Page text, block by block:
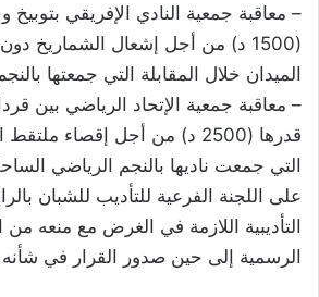
– معاقبة جمعية النادي الإفريقي بتوبيخ
(1500 د) من أجل إشعال الشماريخ
الميدان خلال المقابلة التي جمعتها
– معاقبة جمعية الإتحاد الرياضي بين
قدرها (2500 د) من أجل إقصاء
التي جمعت ناديها بالنجم الرياضي
على اللجنة الفرعية للتأديب للشبان
التأديبية اللازمة في الغرض مع منعه
الرسمية إلى حين صدور القرار في